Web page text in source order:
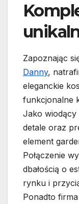
Zapoznając
Danny,
eleganckie
funkcjonalne
Jako
detale oraz
element
Połączenie
dbałością o
rynku i
Ponadto